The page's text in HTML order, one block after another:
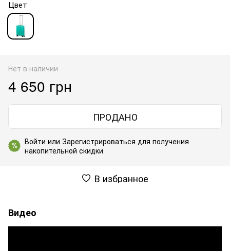
Цвет
Нет в наличии
4 650 грн
ПРОДАНО
% Войти или Зарегистрироваться для получения
накопительной скидки
В избранное
Видео